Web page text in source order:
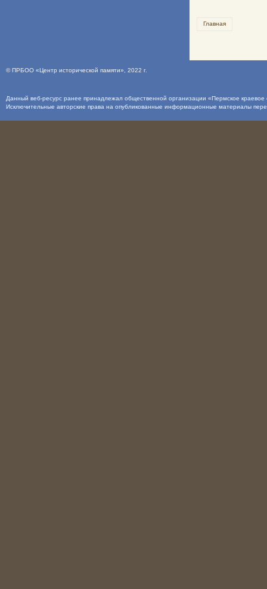
Главная
©ПРБОО «Центр исторической памяти» , 2022 г.
Данный веб-ресурс ранее принадлежал общественной организации «Пермское
Исключительные авторские права на опубликованные информационные материалы